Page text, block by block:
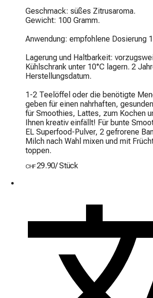
Geschmack: süßes Zitrusaroma.
Gewicht: 100 Gramm.
Anwendung: empfohlene Dosierung
Lagerung und Haltbarkeit:
Kühlschrank unter 10°C lagern. 2
Herstellungsdatum.
1-2 Teelöffel oder die benötigte
geben für einen nahrhaften,
für Smoothies, Lattes, zum Kochen
Ihnen kreativ einfällt! Für bunte
EL Superfood-Pulver, 2 gefrorene
Milch nach Wahl mixen und mit
toppen.
CHF29.90/ Stück